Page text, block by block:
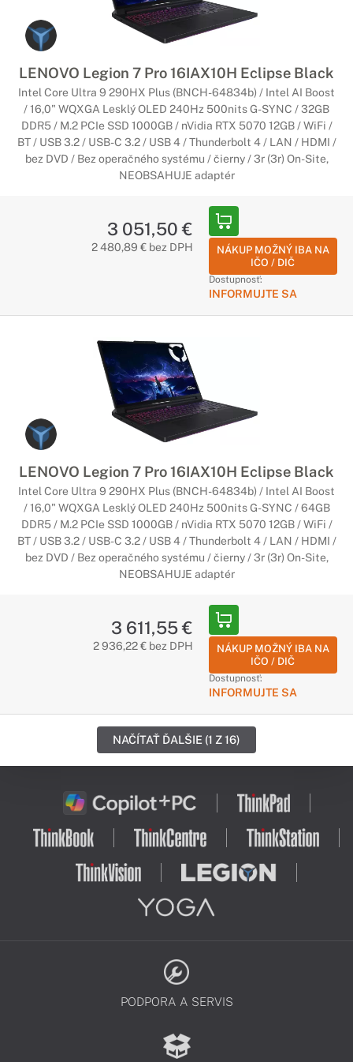
LENOVO Legion 7 Pro 16IAX10H Eclipse Black
Intel Core Ultra 9 290HX Plus (BNCH-64834b) / Intel AI Boost
/ 16,0" WQXGA Lesklý OLED 240Hz 500nits G-SYNC / 32GB
DDR5 / M.2 PCIe SSD 1000GB / nVidia RTX 5070 12GB / WiFi /
BT / USB 3.2 / USB-C 3.2 / USB 4 / Thunderbolt 4 / LAN / HDMI /
bez DVD / Bez operačného systému / čierny / 3r (3r) On-Site,
NEOBSAHUJE adaptér
3 051,50 €
2 480,89 € bez DPH
NÁKUP MOŽNÝ IBA NA
IČO / DIČ
Dostupnosť:
INFORMUJTE SA
LENOVO Legion 7 Pro 16IAX10H Eclipse Black
Intel Core Ultra 9 290HX Plus (BNCH-64834b) / Intel AI Boost
/ 16,0" WQXGA Lesklý OLED 240Hz 500nits G-SYNC / 64GB
DDR5 / M.2 PCIe SSD 1000GB / nVidia RTX 5070 12GB / WiFi /
BT / USB 3.2 / USB-C 3.2 / USB 4 / Thunderbolt 4 / LAN / HDMI /
bez DVD / Bez operačného systému / čierny / 3r (3r) On-Site,
NEOBSAHUJE adaptér
3 611,55 €
2 936,22 € bez DPH
NÁKUP MOŽNÝ IBA NA
IČO / DIČ
Dostupnosť:
INFORMUJTE SA
NAČÍTAŤ ĎALŠIE (1 Z 16)
PODPORA A SERVIS